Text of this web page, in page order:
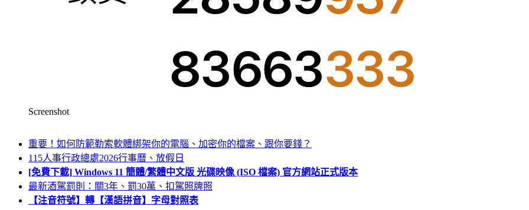
Screenshot
重要！如何防範勒索軟體綁架你的電腦、加密你的檔案、跟你要錢？
115人事行政總處2026行事曆、放假日
[免費下載] Windows 11 簡體/繁體中文版 光碟映像 (ISO 檔案) 官方網站正式版本
最新酒駕罰則：關3年、罰30萬、扣駕照牌照
【注音符號】轉【漢語拼音】字母對照表